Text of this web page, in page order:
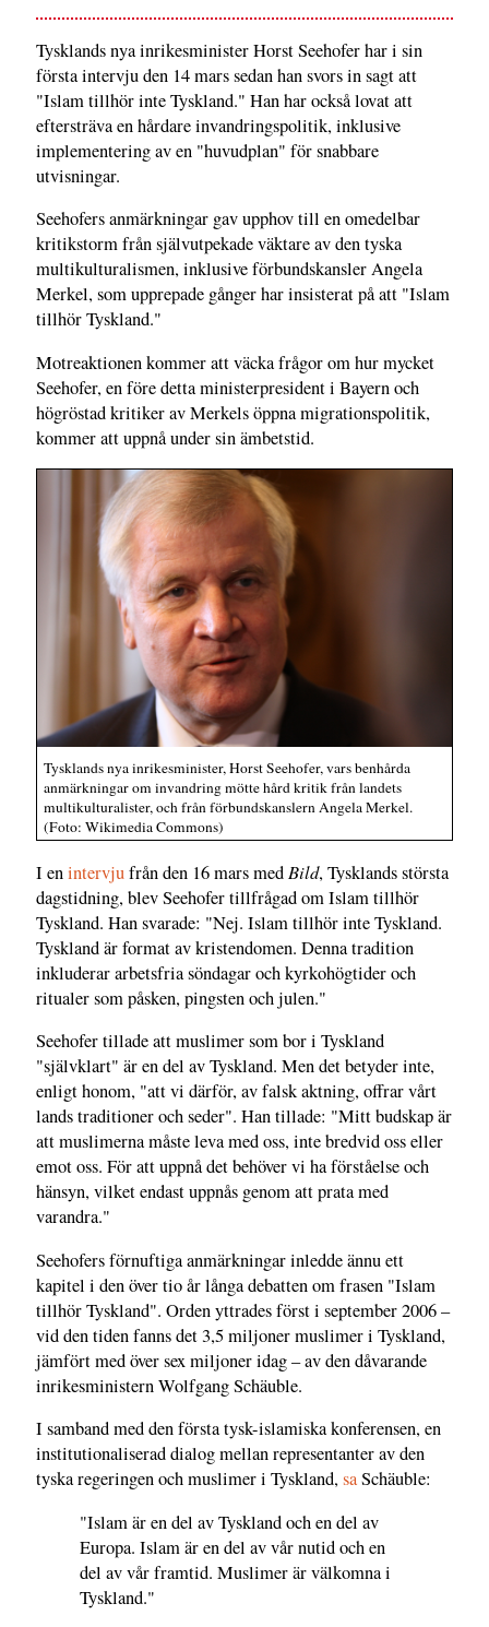
Tysklands nya inrikesminister Horst Seehofer har i sin
första intervju den 14 mars sedan han svors in sagt att
"Islam tillhör inte Tyskland." Han har också lovat att
eftersträva en hårdare invandringspolitik, inklusive
implementering av en "huvudplan" för snabbare
utvisningar.
Seehofers anmärkningar gav upphov till en omedelbar
kritikstorm från självutpekade väktare av den tyska
multikulturalismen, inklusive förbundskansler Angela
Merkel, som upprepade gånger har insisterat på att "Islam
tillhör Tyskland."
Motreaktionen kommer att väcka frågor om hur mycket
Seehofer, en före detta ministerpresident i Bayern och
högröstad kritiker av Merkels öppna migrationspolitik,
kommer att uppnå under sin ämbetstid.
Tysklands nya inrikesminister, Horst Seehofer, vars benhårda
anmärkningar om invandring mötte hård kritik från landets
multikulturalister, och från förbundskanslern Angela Merkel.
(Foto: Wikimedia Commons)
I enintervjufrån den 16 mars med Bild, Tysklands största
dagstidning, blev Seehofer tillfrågad om Islam tillhör
Tyskland. Han svarade: "Nej. Islam tillhör inte Tyskland.
Tyskland är format av kristendomen. Denna tradition
inkluderar arbetsfria söndagar och kyrkohögtider och
ritualer som påsken, pingsten och julen."
Seehofer tillade att muslimer som bor i Tyskland
"självklart" är en del av Tyskland. Men det betyder inte,
enligt honom, "att vi därför, av falsk aktning, offrar vårt
lands traditioner och seder". Han tillade: "Mitt budskap är
att muslimerna måste leva med oss, inte bredvid oss eller
emot oss. För att uppnå det behöver vi ha förståelse och
hänsyn, vilket endast uppnås genom att prata med
varandra."
Seehofers förnuftiga anmärkningar inledde ännu ett
kapitel i den över tio år långa debatten om frasen "Islam
tillhör Tyskland". Orden yttrades först i september 2006 –
vid den tiden fanns det 3,5 miljoner muslimer i Tyskland,
jämfört med över sex miljoner idag – av den dåvarande
inrikesministern Wolfgang Schäuble.
I samband med den första tysk-islamiska konferensen, en
institutionaliserad dialog mellan representanter av den
tyska regeringen och muslimer i Tyskland,saSchäuble:
"Islam är en del av Tyskland och en del av
Europa. Islam är en del av vår nutid och en
del av vår framtid. Muslimer är välkomna i
Tyskland."